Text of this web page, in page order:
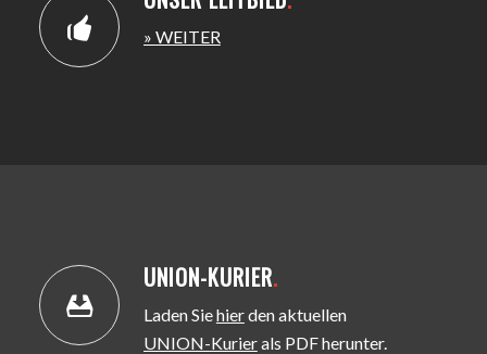
» WEITER
UNION-KURIER.
Laden Siehierden aktuellen
UNION-Kurierals PDF herunter.